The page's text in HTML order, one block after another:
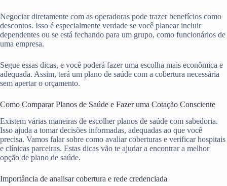
Negociar diretamente com as operadoras pode trazer benefícios como
descontos. Isso é especialmente verdade se você planear incluir
dependentes ou se está fechando para um grupo, como funcionários de
uma empresa.
Segue essas dicas, e você poderá fazer uma escolha mais econômica e
adequada. Assim, terá um plano de saúde com a cobertura necessária
sem apertar o orçamento.
Como Comparar Planos de Saúde e Fazer uma Cotação Consciente
Existem várias maneiras de escolher planos de saúde com sabedoria.
Isso ajuda a tomar decisões informadas, adequadas ao que você
precisa. Vamos falar sobre como avaliar coberturas e verificar hospitais
e clínicas parceiras. Estas dicas vão te ajudar a encontrar a melhor
opção de plano de saúde.
Importância de analisar cobertura e rede credenciada